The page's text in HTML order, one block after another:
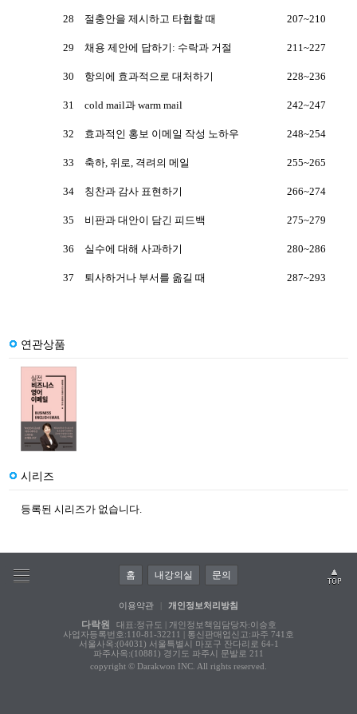
28 절충안을 제시하고 타협할 때 207~210
29 채용 제안에 답하기: 수락과 거절 211~227
30 항의에 효과적으로 대처하기 228~236
31 cold mail과 warm mail 242~247
32 효과적인 홍보 이메일 작성 노하우 248~254
33 축하, 위로, 격려의 메일 255~265
34 칭찬과 감사 표현하기 266~274
35 비판과 대안이 담긴 피드백 275~279
36 실수에 대해 사과하기 280~286
37 퇴사하거나 부서를 옮길 때 287~293
연관상품
시리즈
등록된 시리즈가 없습니다.
홈 내강의실 문의
이용약관 개인정보처리방침
다락원
대표:정규도 | 개인정보책임담당자:이승호
사업자등록번호:110-81-32211 | 통신판매업신고:파주 741호
서울사옥:(04031) 서울특별시 마포구 잔다리로 64-1
파주사옥:(10881) 경기도 파주시 문발로 211
copyright © Darakwon INC. All rights reserved.